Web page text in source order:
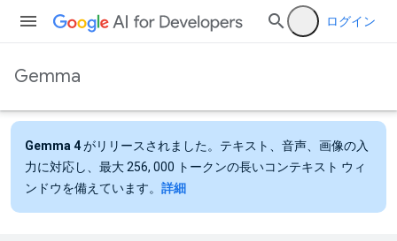
ログイン
Gemma
Gemma 4がリリースされました。テキスト、音声、画像の入
力に対応し、最大 256, 000 トークンの長いコンテキスト ウィ
ンドウを備えています。 詳細